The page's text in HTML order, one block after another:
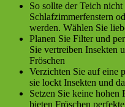
So sollte der Teich
Schlafzimmerfenstern
werden. Wählen Sie
Planen Sie Filter und
Sie vertreiben Insekten
Fröschen
Verzichten Sie auf eine
sie lockt Insekten und
Setzen Sie keine hohen
bieten Fröschen